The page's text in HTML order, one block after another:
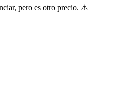
pero es otro precio. ⚠️